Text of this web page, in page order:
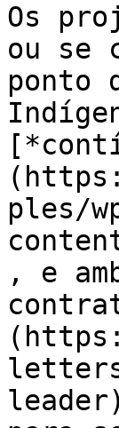
Os
ou se
ponto
ples/
, e